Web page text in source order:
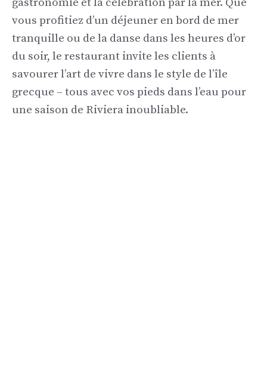
gastronomie et la célébration par la mer. Que
vous profitiez d’un déjeuner en bord de mer
tranquille ou de la danse dans les heures d’or
du soir, le restaurant invite les clients à
savourer l’art de vivre dans le style de l’île
grecque – tous avec vos pieds dans l’eau pour
une saison de Riviera inoubliable.